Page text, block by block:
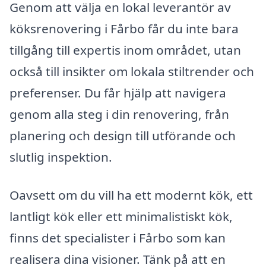
Genom att välja en lokal leverantör av
köksrenovering i Fårbo får du inte bara
tillgång till expertis inom området, utan
också till insikter om lokala stiltrender och
preferenser. Du får hjälp att navigera
genom alla steg i din renovering, från
planering och design till utförande och
slutlig inspektion.
Oavsett om du vill ha ett modernt kök, ett
lantligt kök eller ett minimalistiskt kök,
finns det specialister i Fårbo som kan
realisera dina visioner. Tänk på att en